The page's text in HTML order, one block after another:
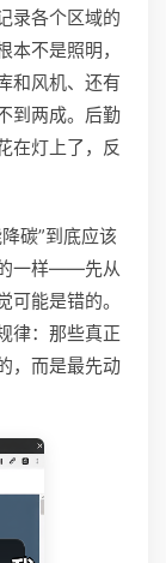
录各个区域的
不是照明，
和风机、还有
到两成。后勤
在灯上了，反
碳”到底应该
的一样——先从
能是错的。
律：那些真正
，而是最先动